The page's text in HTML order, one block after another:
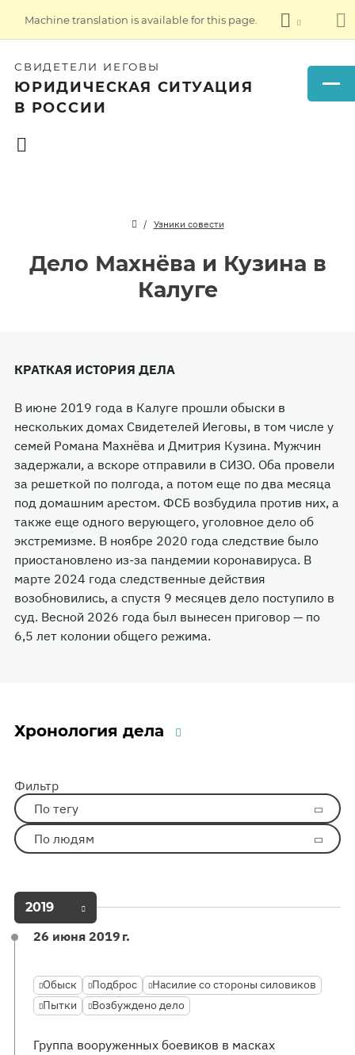
Machine translation is available for this page.
СВИДЕТЕЛИ ИЕГОВЫ
ЮРИДИЧЕСКАЯ СИТУАЦИЯ
В РОССИИ
Узники совести
Дело Махнёва и Кузина в
Калуге
КРАТКАЯ ИСТОРИЯ ДЕЛА
В июне 2019 года в Калуге прошли обыски в
нескольких домах Свидетелей Иеговы, в том числе у
семей Романа Махнёва и Дмитрия Кузина. Мужчин
задержали, а вскоре отправили в СИЗО. Оба провели
за решеткой по полгода, а потом еще по два месяца
под домашним арестом. ФСБ возбудила против них, а
также еще одного верующего, уголовное дело об
экстремизме. В ноябре 2020 года следствие было
приостановлено из-за пандемии коронавируса. В
марте 2024 года следственные действия
возобновились, а спустя 9 месяцев дело поступило в
суд. Весной 2026 года был вынесен приговор — по
6,5 лет колонии общего режима.
Хронология дела
Фильтр
По тегу
По людям
2019
26 июня 2019 г.
Обыск Подброс
Насилие со стороны силовиков
Пытки
Возбуждено дело
Группа вооруженных боевиков в масках